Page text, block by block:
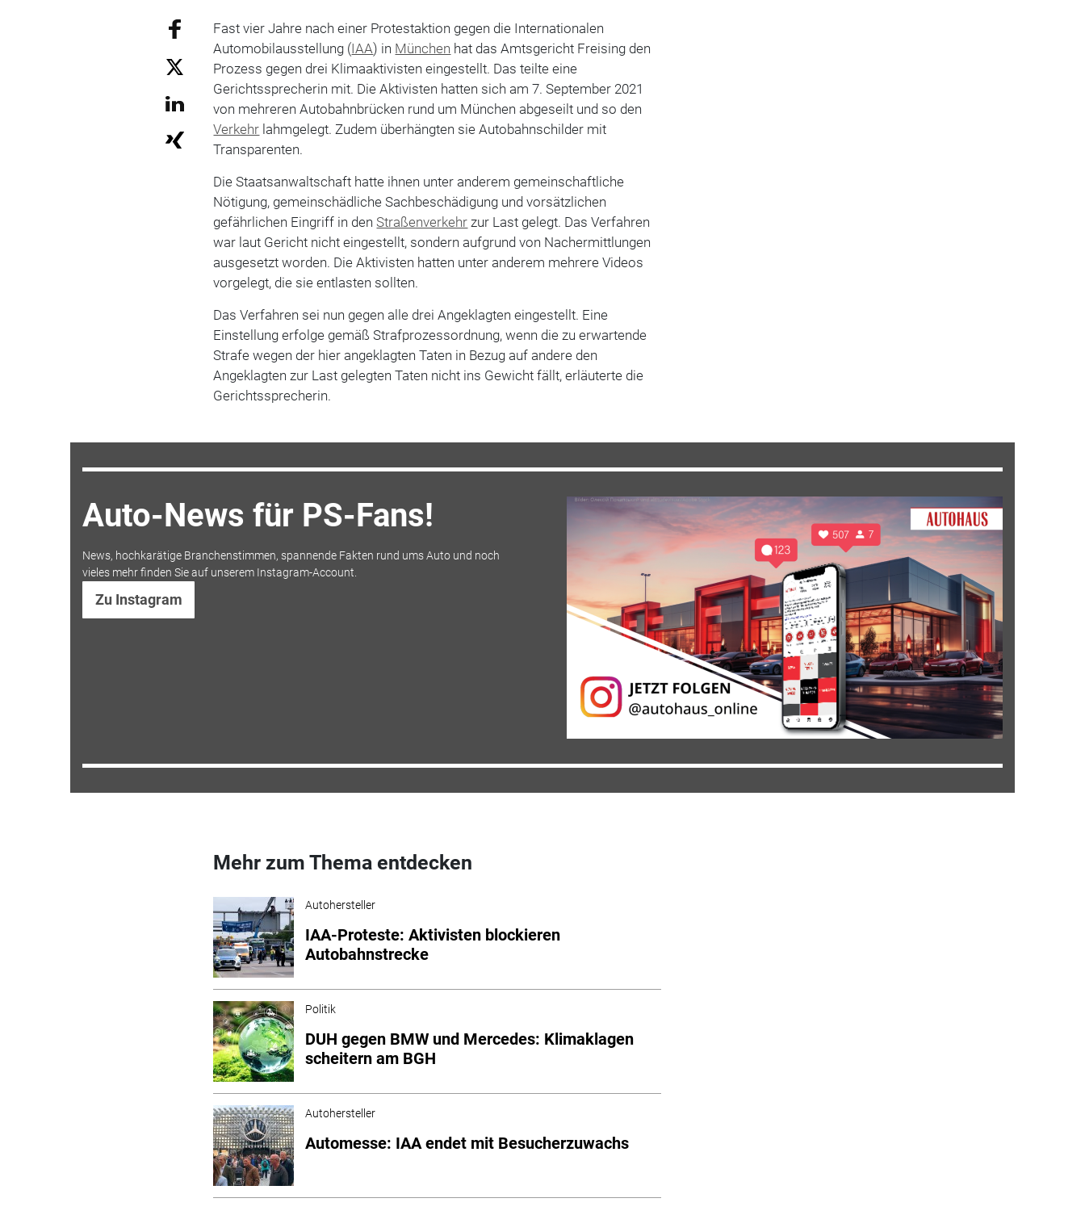
Fast vier Jahre nach einer Protestaktion gegen die Internationalen
Automobilausstellung (IAA) in München hat das Amtsgericht Freising den
Prozess gegen drei Klimaaktivisten eingestellt. Das teilte eine
Gerichtssprecherin mit. Die Aktivisten hatten sich am 7. September 2021
von mehreren Autobahnbrücken rund um München abgeseilt und so den
Verkehr lahmgelegt. Zudem überhängten sie Autobahnschilder mit
Transparenten.
Die Staatsanwaltschaft hatte ihnen unter anderem gemeinschaftliche
Nötigung, gemeinschädliche Sachbeschädigung und vorsätzlichen
gefährlichen Eingriff in den Straßenverkehr zur Last gelegt. Das Verfahren
war laut Gericht nicht eingestellt, sondern aufgrund von Nachermittlungen
ausgesetzt worden. Die Aktivisten hatten unter anderem mehrere Videos
vorgelegt, die sie entlasten sollten.
Das Verfahren sei nun gegen alle drei Angeklagten eingestellt. Eine
Einstellung erfolge gemäß Strafprozessordnung, wenn die zu erwartende
Strafe wegen der hier angeklagten Taten in Bezug auf andere den
Angeklagten zur Last gelegten Taten nicht ins Gewicht fällt, erläuterte die
Gerichtssprecherin.
Auto-News für PS-Fans!
News, hochkarätige Branchenstimmen, spannende Fakten rund ums Auto und noch
vieles mehr finden Sie auf unserem Instagram-Account.
Zu Instagram
Mehr zum Thema entdecken
Autohersteller
IAA-Proteste: Aktivisten blockieren
Autobahnstrecke
Politik
DUH gegen BMW und Mercedes: Klimaklagen
scheitern am BGH
Autohersteller
Automesse: IAA endet mit Besucherzuwachs